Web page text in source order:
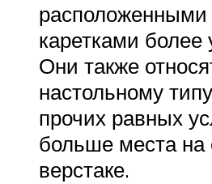
каретками
Они также
настольному
прочих равных
больше места на
верстаке.